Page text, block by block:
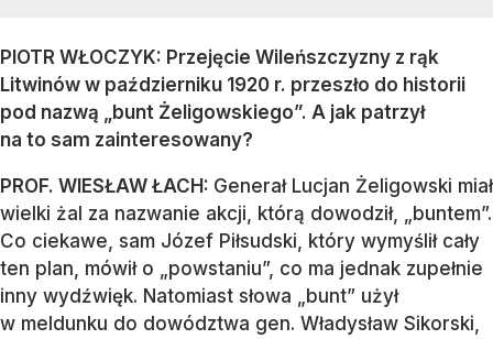
PIOTR WŁOCZYK: Przejęcie Wileńszczyzny z rąk
Litwinów w październiku 1920 r. przeszło do historii
pod nazwą „bunt Żeligowskiego”. A jak patrzył
na to sam zainteresowany?
PROF. WIESŁAW ŁACH: Generał Lucjan Żeligowski miał
wielki żal za nazwanie akcji, którą dowodził, „buntem”.
Co ciekawe, sam Józef Piłsudski, który wymyślił cały
ten plan, mówił o „powstaniu”, co ma jednak zupełnie
inny wydźwięk. Natomiast słowa „bunt” użył
w meldunku do dowództwa gen. Władysław Sikorski,